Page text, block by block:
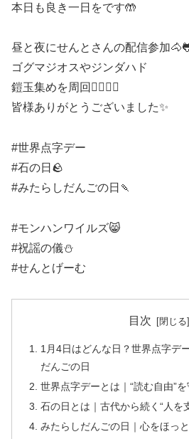
本日も良き一日をです🤲
昼と夜にせんとさんの配信参加
ゴグマジオスやジンダハド
鎧玉集めを周回🏃‍♀️🏃‍♂️
皆様ありがとうございました✨
#世界点字デー
#石の日🪨
#みたらしだんごの日🍡
#モンハンワイルズ😸
#祝謡の儀⛄️
#せんとげーむ
目次
1月4日はどんな日？世界点字デ
だんごの日
世界点字デーとは｜“読む自由”
石の日とは｜古代から続く“人を
みたらしだんごの日｜心をほっ